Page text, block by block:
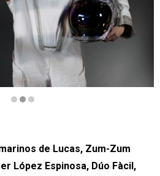
de Lucas, Zum-Zum
López Espinosa, Dúo Fàcil,